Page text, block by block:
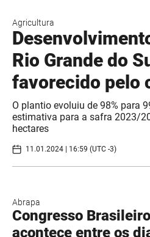
Agricultura
Rio Grande do
favorecido pelo
O plantio evoluiu de 98% para
estimativa para a safra 2023/
hectares
11.01.2024 | 16:59 (UTC -3)
Abrapa
Congresso
acontece entre os